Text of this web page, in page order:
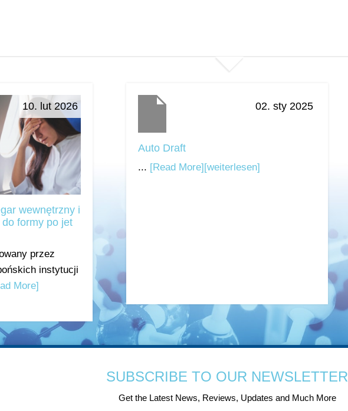
10. lut 2026
wewnętrzny i
formy po jet
przez
instytucji
More]
02. sty 2025
Auto Draft
... [Read More][weiterlesen]
SUBSCRIBE TO OUR NEWSLETTER
Get the Latest News, Reviews, Updates and Much More